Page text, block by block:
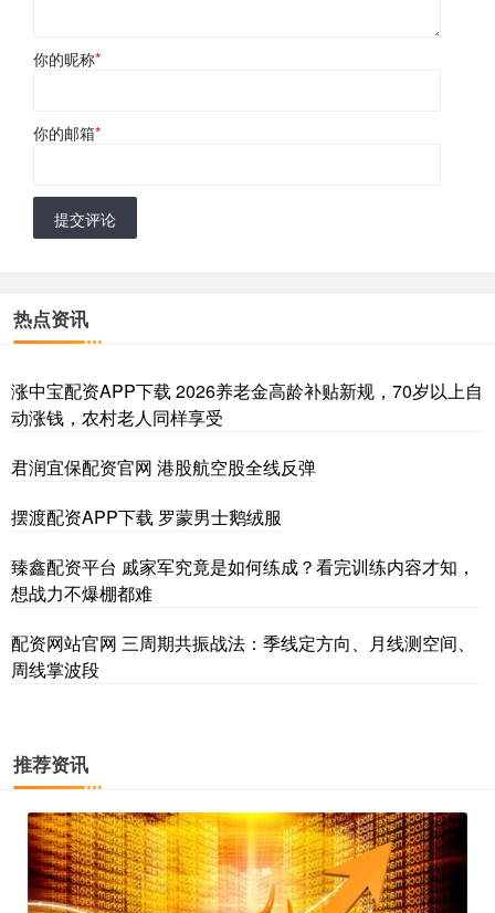
你的昵称*
你的邮箱*
提交评论
热点资讯
涨中宝配资APP下载 2026养老金高龄补贴新规，70岁以上自
动涨钱，农村老人同样享受
君润宜保配资官网 港股航空股全线反弹
摆渡配资APP下载 罗蒙男士鹅绒服
臻鑫配资平台 戚家军究竟是如何练成？看完训练内容才知，
想战力不爆棚都难
配资网站官网 三周期共振战法：季线定方向、月线测空间、
周线掌波段
推荐资讯